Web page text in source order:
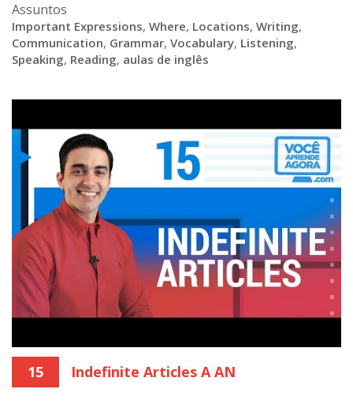
Assuntos
Important Expressions, Where, Locations, Writing,
Communication, Grammar, Vocabulary, Listening,
Speaking, Reading, aulas de inglês
15 Indefinite Articles A AN